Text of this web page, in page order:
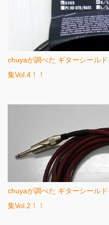
chuyaが調べた ギターシール
集Vol.4！！
chuyaが調べた ギターシール
集Vol.2！！